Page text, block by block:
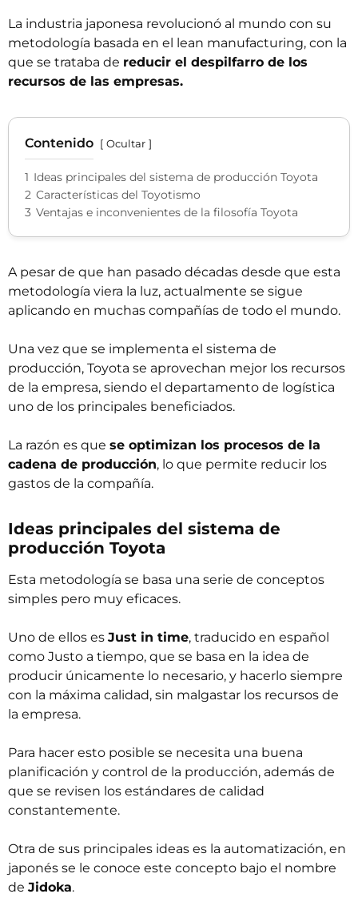
La industria japonesa revolucionó al mundo con su
metodología basada en el lean manufacturing, con la
que se trataba de reducir el despilfarro de los
recursos de las empresas.
Contenido Ocultar
1 Ideas principales del sistema de producción Toyota
2 Características del Toyotismo
3 Ventajas e inconvenientes de la filosofía Toyota
A pesar de que han pasado décadas desde que esta
metodología viera la luz, actualmente se sigue
aplicando en muchas compañías de todo el mundo.
Una vez que se implementa el sistema de
producción, Toyota se aprovechan mejor los recursos
de la empresa, siendo el departamento de logística
uno de los principales beneficiados.
La razón es que se optimizan los procesos de la
cadena de producción, lo que permite reducir los
gastos de la compañía.
Ideas principales del sistema de
producción Toyota
Esta metodología se basa una serie de conceptos
simples pero muy eficaces.
Uno de ellos es  Just in time, traducido en español
como Justo a tiempo, que se basa en la idea de
producir únicamente lo necesario, y hacerlo siempre
con la máxima calidad, sin malgastar los recursos de
la empresa.
Para hacer esto posible se necesita una buena
planificación y control de la producción, además de
que se revisen los estándares de calidad
constantemente.
Otra de sus principales ideas es la automatización, en
japonés se le conoce este concepto bajo el nombre
de Jidoka.